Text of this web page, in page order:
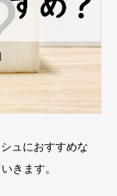
ュにおすすめな
きます。